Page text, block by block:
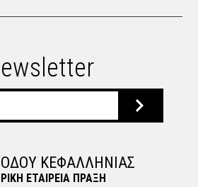
ΚΕΦΑΛΛΗΝΙΑΣ
ΕΤΑΙΡΕΙΑ ΠΡΑΞΗ